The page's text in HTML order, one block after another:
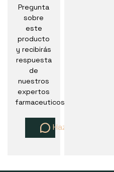
Pregunta
sobre
este
producto
y recibirás
respuesta
de
nuestros
expertos
farmaceuticos
Haz una